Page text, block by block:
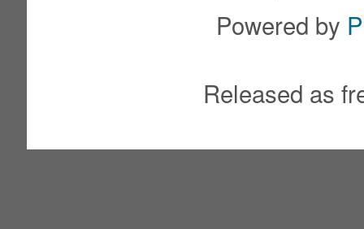
Powered by
Released as